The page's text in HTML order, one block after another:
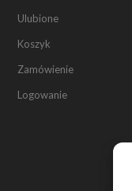
Ulubione
Koszyk
Zamówienie
Logowanie